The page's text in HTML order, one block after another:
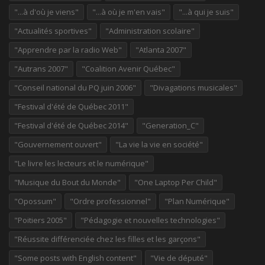
"...à d'où je viens" "...à où je m'en vais"
"...à qui je suis"
"Actualités sportives"
"Administration scolaire"
"Apprendre par la radio Web"
"Atlanta 2007"
"Autrans 2007"
"Coalition Avenir Québec"
"Conseil national du PQ juin 2006"
"Divagations musicales"
"Festival d'été de Québec 2011"
"Festival d'été de Québec 2014"
"Generation_C"
"Gouvernement ouvert"
"La vie la vie en société"
"Le livre les lecteurs et le numérique"
"Musique du Bout du Monde"
"One Laptop Per Child"
"Opossum"
"Ordre professionnel"
"Plan Numérique"
"Poitiers 2005"
"Pédagogie et nouvelles technologies"
"Réussite différenciée chez les filles et les garçons"
"Some posts with English content"
"Vie de député"